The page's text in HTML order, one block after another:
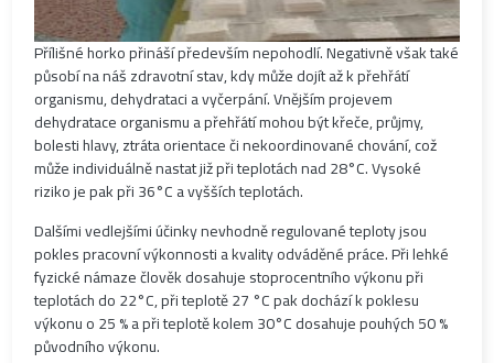
Přílišné horko přináší především nepohodlí. Negativně však také
působí na náš zdravotní stav, kdy může dojít až k přehřátí
organismu, dehydrataci a vyčerpání. Vnějším projevem
dehydratace organismu a přehřátí mohou být křeče, průjmy,
bolesti hlavy, ztráta orientace či nekoordinované chování, což
může individuálně nastat již při teplotách nad 28°C. Vysoké
riziko je pak při 36°C a vyšších teplotách.
Dalšími vedlejšími účinky nevhodně regulované teploty jsou
pokles pracovní výkonnosti a kvality odváděné práce. Při lehké
fyzické námaze člověk dosahuje stoprocentního výkonu při
teplotách do 22°C, při teplotě 27 °C pak dochází k poklesu
výkonu o 25 % a při teplotě kolem 30°C dosahuje pouhých 50 %
původního výkonu.